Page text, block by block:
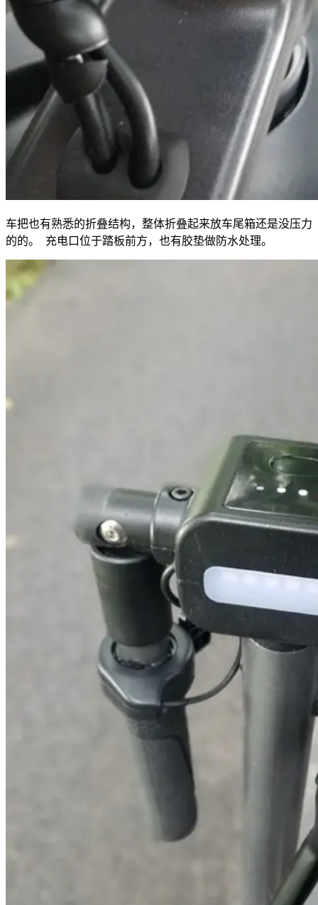
车把也有熟悉的折叠结构，整体折叠起来放车尾箱还是没压力
的的。 充电口位于踏板前方，也有胶垫做防水处理。